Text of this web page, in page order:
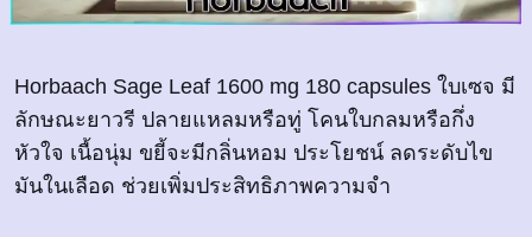
Horbaach Sage Leaf 1600 mg 180 capsules ใบเซจ มี
ลักษณะยาวรี ปลายแหลมหรือทู่ โคนใบกลมหรือกึ่ง
หัวใจ เนื้อนุ่ม ขยี้จะมีกลิ่นหอม ประโยชน์ ลดระดับไข
มันในเลือด ช่วยเพิ่มประสิทธิภาพความจำ